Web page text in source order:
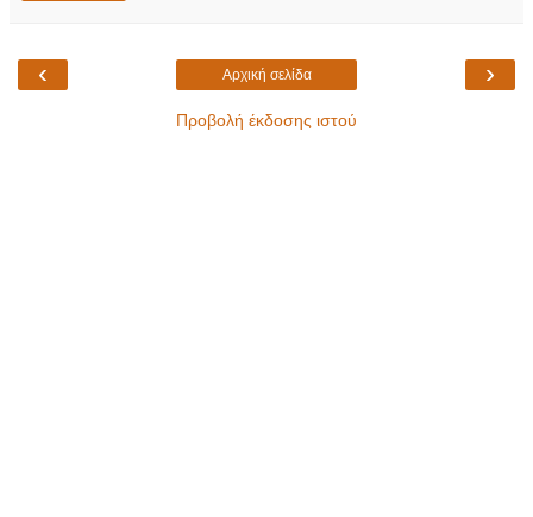
‹ ›
Αρχική σελίδα
Προβολή έκδοσης ιστού